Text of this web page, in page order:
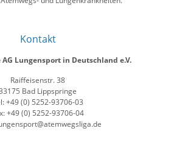
Kontakt
Lungensport in Deutschland e.V.
Raiffeisenstr. 38
Bad Lippspringe
+49 (0) 5252-93706-03
+49 (0) 5252-93706-04